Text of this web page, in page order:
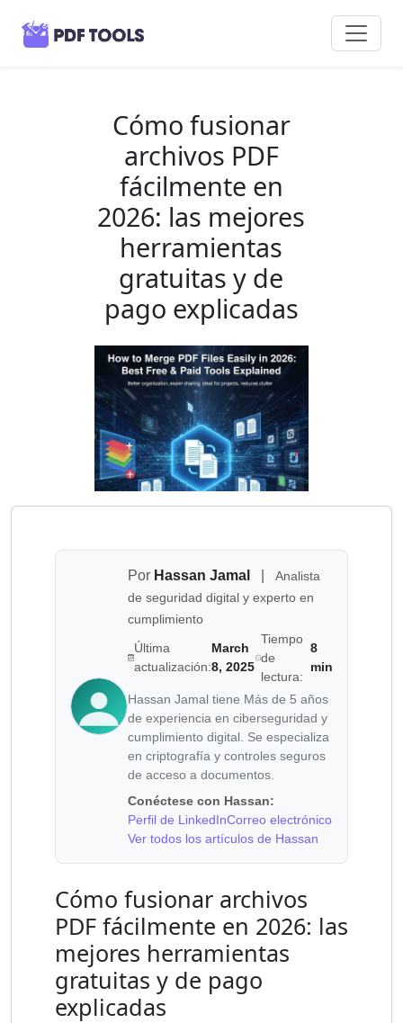
Cómo fusionar
archivos PDF
fácilmente en
2026: las mejores
herramientas
gratuitas y de
pago explicadas
Por Hassan Jamal
Analista
de seguridad digital y experto en
cumplimiento
Última
actualización:
March
8, 2025
Tiempo
de
lectura:
8
min
Hassan Jamal tiene Más de 5 años
de experiencia en ciberseguridad y
cumplimiento digital. Se especializa
en criptografía y controles seguros
de acceso a documentos.
Conéctese con Hassan:
Perfil de LinkedInCorreo electrónico
Ver todos los artículos de Hassan
Cómo fusionar archivos
PDF fácilmente en 2026: las
mejores herramientas
gratuitas y de pago
explicadas